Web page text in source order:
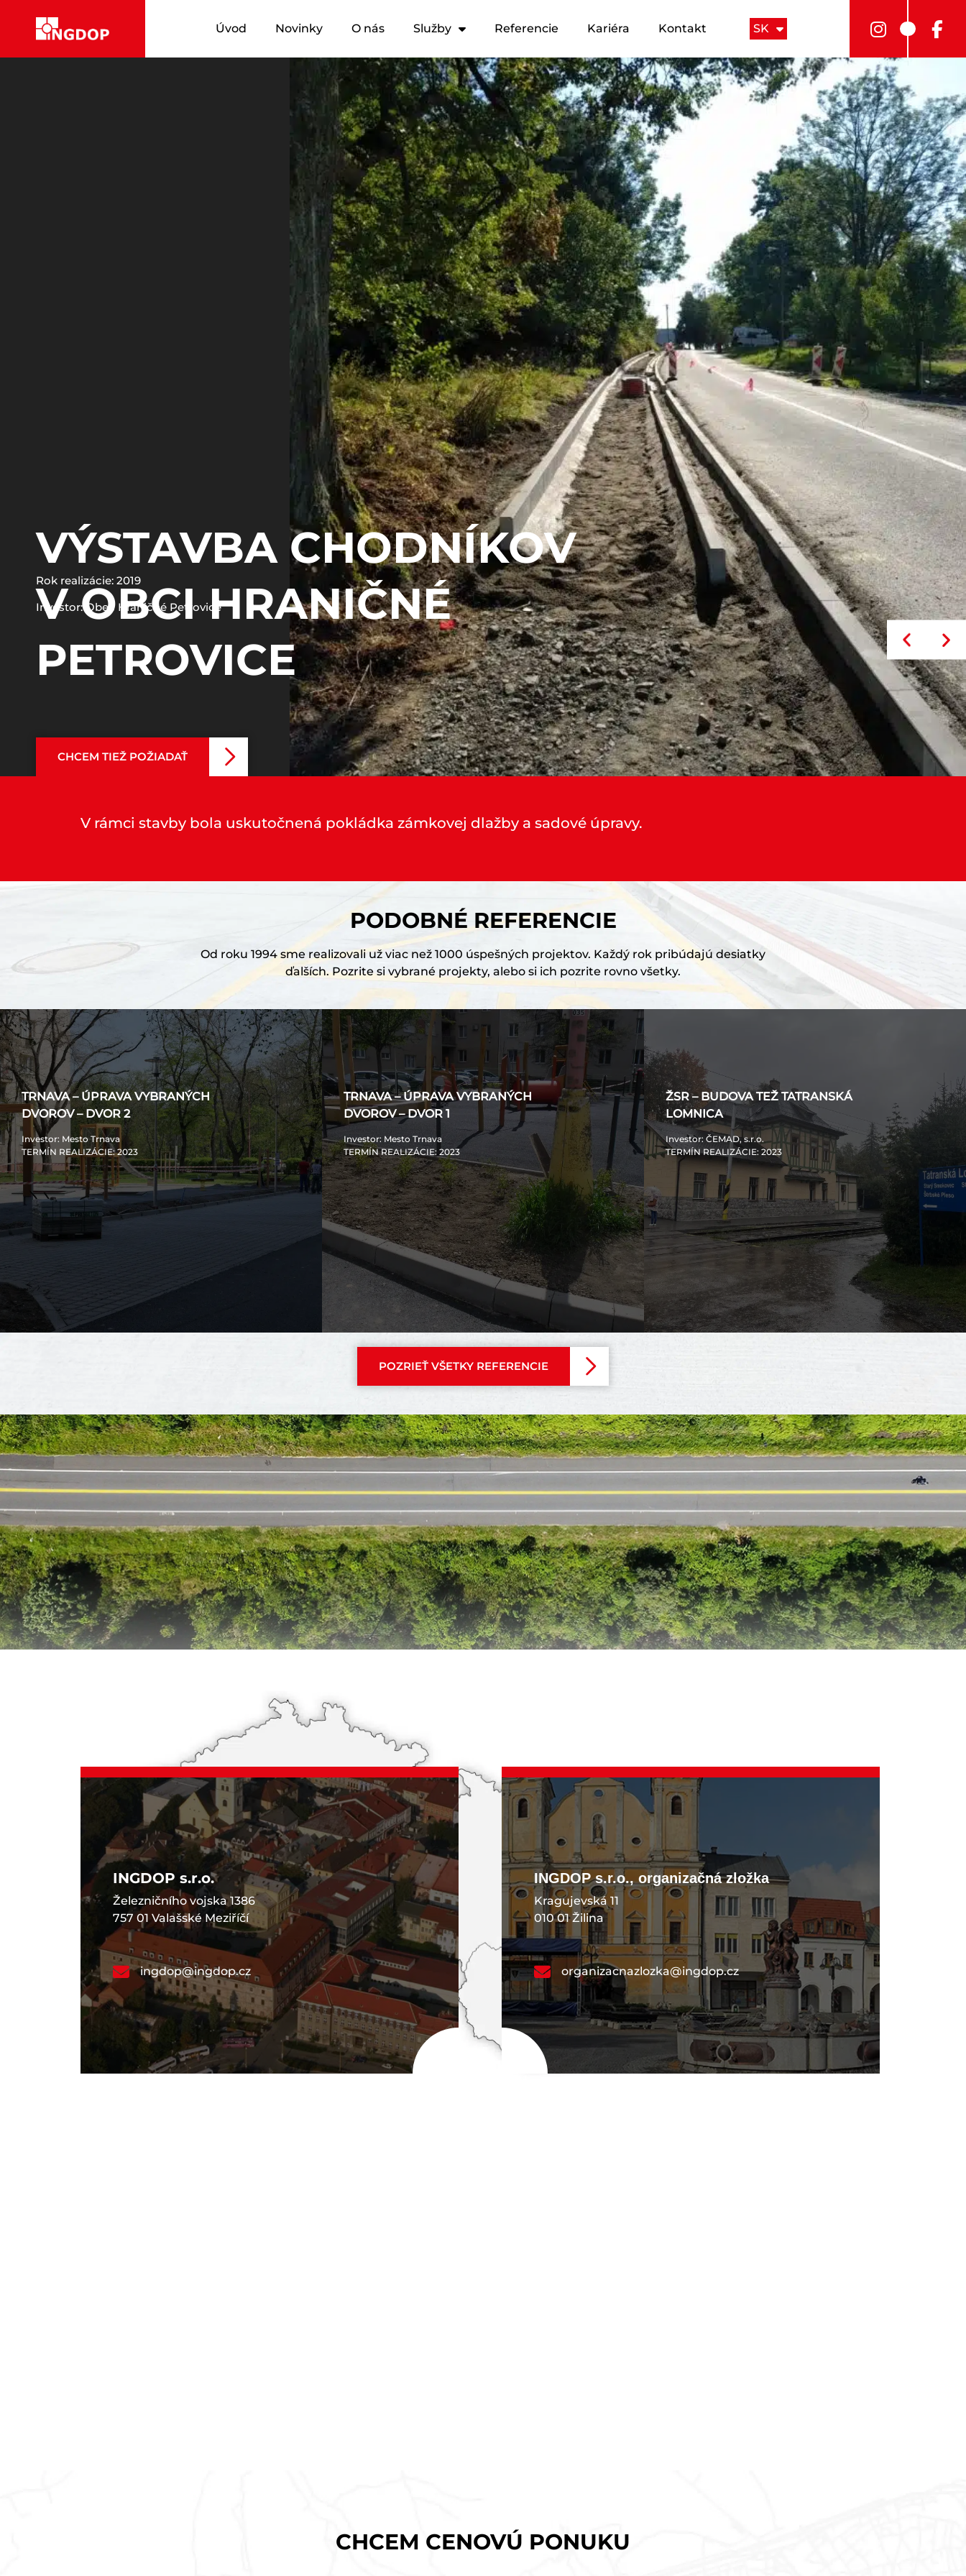
Úvod Novinky O nás Služby Referencie Kariéra Kontakt SK
VÝSTAVBA CHODNÍKOV
V OBCI HRANIČNÉ
PETROVICE
Rok realizácie: 2019
Investor: Obec Hraničné Petrovice
CHCEM TIEŽ POŽIADAŤ
V rámci stavby bola uskutočnená pokládka zámkovej dlažby a sadové úpravy.
PODOBNÉ REFERENCIE
Od roku 1994 sme realizovali už viac než 1000 úspešných projektov. Každý rok pribúdajú desiatky
ďalších. Pozrite si vybrané projekty, alebo si ich pozrite rovno všetky.
TRNAVA – ÚPRAVA VYBRANÝCH
DVOROV – DVOR 2
Investor: Mesto Trnava
TERMÍN REALIZÁCIE: 2023
TRNAVA – ÚPRAVA VYBRANÝCH
DVOROV – DVOR 1
Investor: Mesto Trnava
TERMÍN REALIZÁCIE: 2023
ŽSR – BUDOVA TEŽ TATRANSKÁ
LOMNICA
Investor: ČEMAD, s.r.o.
TERMÍN REALIZÁCIE: 2023
POZRIEŤ VŠETKY REFERENCIE
INGDOP s.r.o.
Železničního vojska 1386
757 01 Valašské Meziříčí
ingdop@ingdop.cz
INGDOP s.r.o., organizačná zložka
Kragujevská 11
010 01 Žilina
organizacnazlozka@ingdop.cz
CHCEM CENOVÚ PONUKU